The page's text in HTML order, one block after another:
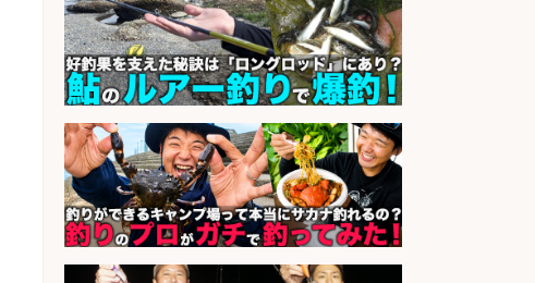
sponsored by 求人ボックス
釣り具メーカーでの釣り竿の販売促
進業務
会社名 株式会社天龍
sponsored by 求人ボックス
釣り具メーカーでの釣り竿の設計開